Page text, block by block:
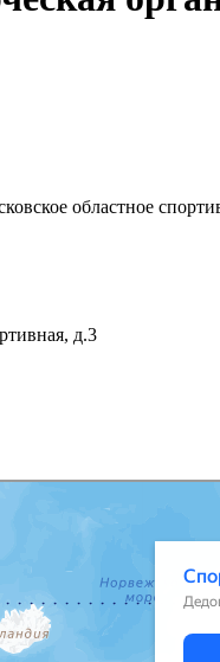
областное
д.3